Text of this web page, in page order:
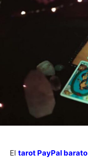
El tarot PayPal barato